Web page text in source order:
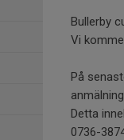
Bullerby
Vi
På
Detta
0736-